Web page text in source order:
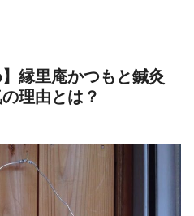
】縁里庵かつもと鍼灸
理由とは？